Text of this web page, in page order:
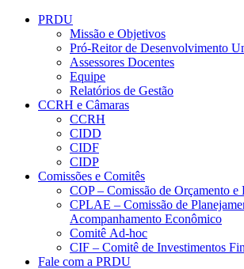
Conteúdo principal
PRDU
Missão e Objetivos
Pró-Reitor de Desenvolvimento
Assessores Docentes
Equipe
Relatórios de Gestão
CCRH e Câmaras
CCRH
CIDD
CIDF
CIDP
Comissões e Comitês
COP – Comissão de Orçamento e
CPLAE – Comissão de
Acompanhamento Econômico
Comitê Ad-hoc
CIF – Comitê de Investimentos
Fale com a PRDU